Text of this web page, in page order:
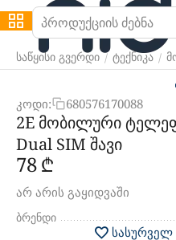
საწყისი გვერდი / ტექნიკა /
კოდი: 680576170088
2E მობილური
Dual SIM შავი
‍78‍₾
არ არის გაყიდვაში
ბრენდი
სასურველ